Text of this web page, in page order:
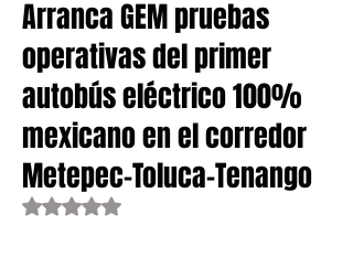
Arranca GEM pruebas
operativas del primer
autobús eléctrico 100%
mexicano en el corredor
Metepec-Toluca-Tenango
Obtuvo NaN de 5 estrellas.